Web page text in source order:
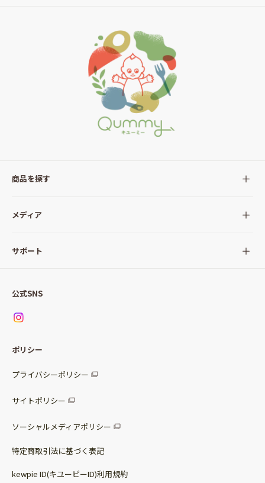
商品を探す
全ての商品
サラダ
パッケージサラダ
惣菜サラダ
調味料
ベビー・幼児食
メディア
Qummy(キユーミー)について
サポート
お問い合わせ
公式SNS
ポリシー
プライバシーポリシー
サイトポリシー
ソーシャルメディアポリシー
特定商取引法に基づく表記
kewpie ID(キユーピーID)利用規約